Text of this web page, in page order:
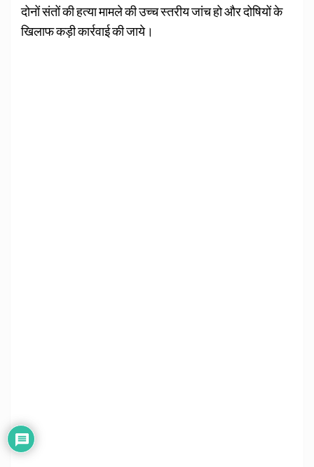
दोनों संतों की हत्या मामले की उच्च स्तरीय जांच हो और दोषियों के
खिलाफ कड़ी कार्रवाई की जाये।